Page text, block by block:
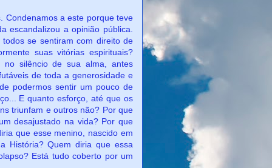
a este porque teve
escandalizou a opinião pública.
se sentiram com direito de
suas vitórias espirituais?
no silêncio de sua alma, antes
de toda a generosidade e
podermos sentir um pouco de
E quanto esforço, até que os
triunfam e outros não? Por que
desajustado na vida? Por que
que esse menino, nascido em
História? Quem diria que essa
Está tudo coberto por um